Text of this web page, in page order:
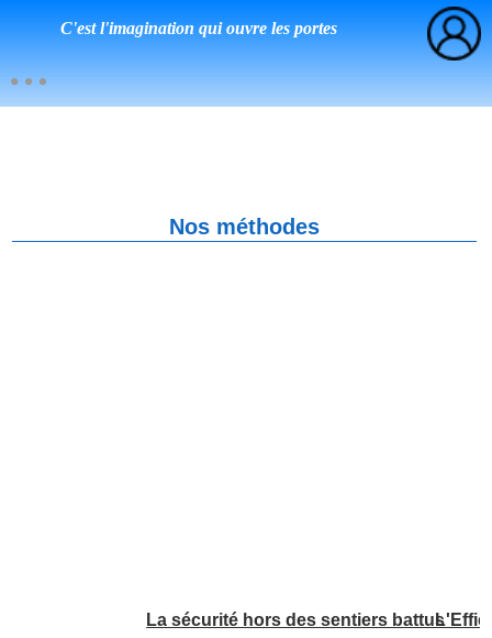
C'est l'imagination qui ouvre les portes
La sécurité hors des sentiers battus
Nos méthodes